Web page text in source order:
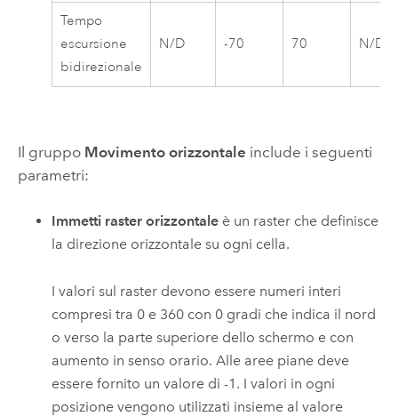
Tempo
escursione
bidirezionale
N/D -70 70 N/D
Il gruppo Movimento orizzontale include i seguenti
parametri:
Immetti raster orizzontale è un raster che definisce
la direzione orizzontale su ogni cella.
I valori sul raster devono essere numeri interi
compresi tra 0 e 360 con 0 gradi che indica il nord
o verso la parte superiore dello schermo e con
aumento in senso orario. Alle aree piane deve
essere fornito un valore di -1. I valori in ogni
posizione vengono utilizzati insieme al valore